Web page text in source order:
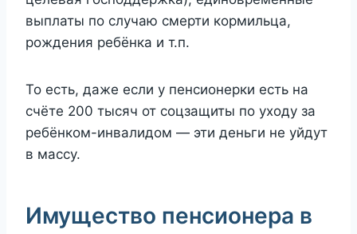
выплаты по случаю смерти кормильца,
рождения ребёнка и т.п.
То есть, даже если у пенсионерки есть на
счёте 200 тысяч от соцзащиты по уходу за
ребёнком-инвалидом — эти деньги не уйдут
в массу.
Имущество пенсионера в